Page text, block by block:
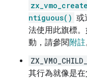
ntiguous() 或
法使用此旗標
動，請參閱附註
其行為就像是